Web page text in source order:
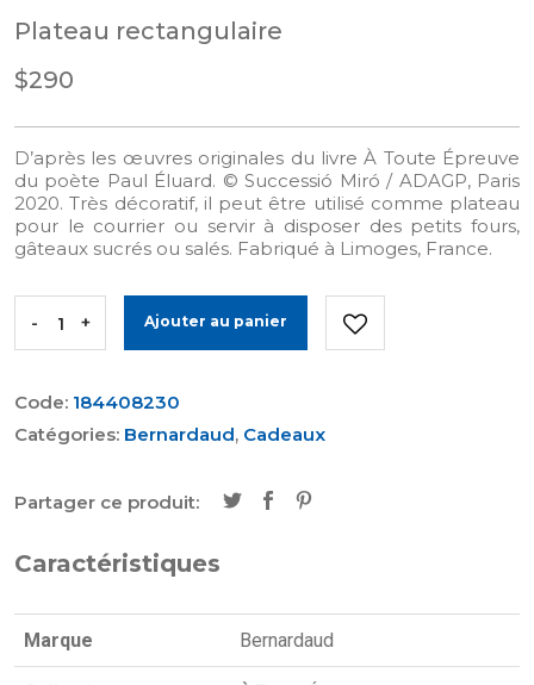
Plateau rectangulaire
$290
D’après les œuvres originales du livre À Toute Épreuve
du poète Paul Éluard. © Successió Miró / ADAGP, Paris
2020. Très décoratif, il peut être utilisé comme plateau
pour le courrier ou servir à disposer des petits fours,
gâteaux sucrés ou salés. Fabriqué à Limoges, France.
- + Ajouter au panier
Code: 184408230
Catégories: Bernardaud, Cadeaux
Partager ce produit:
Caractéristiques
Marque Bernardaud